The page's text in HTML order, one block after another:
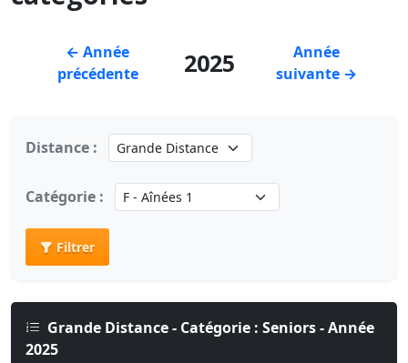
← Année
précédente
2025
Année
suivante →
Distance :
Catégorie :
Filtrer
Grande Distance - Catégorie : Seniors - Année
2025